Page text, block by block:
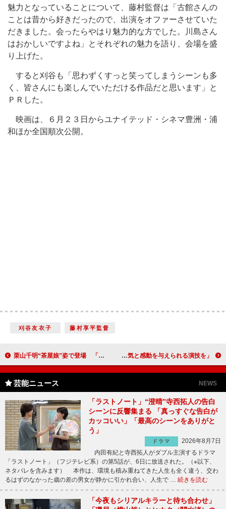
魅力となっていることについて、藤村監督は「古館さんの
ことは昔から好きだったので、出演をオファーさせていた
だきました。会ったらやはり魅力的な方でした。川島さん
はおかしいですよね」とそれぞれの魅力を語り、会場を盛
り上げた。
すると刈谷も「思わずくすっと笑ってしまうシーンも多
く、皆さんにも楽しんでいただける作品だと思います」と
ＰＲした。
映画は、６月２３日からユナイテッド・シネマ豊洲・浦
和ほか全国順次公開。
刈谷友衣子 藤村享平監督
栗山千明“茶屋娘”姿で登場 「私、赤ちょうちんの方が性に合う」 ロンドン五輪代表選手集結 内村航平「勇気と感動を与えられる演技を」
芸能ニュース NEWS
「ラストノート」“澄晴”寺西拓人の告白
シーンに反響集まる 「真っすぐな告白が
カッコいい」「最高のシーンをありがと
う」
ドラマ
2026年8月7日
内田有紀と寺西拓人がダブル主演するドラマ
「ラストノート」（フジテレビ系）の第5話が、6日に放送された。（※以下、
ネタバレを含みます） 本作は、環境も積み重ねてきた人生も全く違う、交わ
るはずのなかった歳の差の男女が静かに引かれ合い、人生で … 続きを読む
「今夜もシリアルキラーと待ち合わせ」